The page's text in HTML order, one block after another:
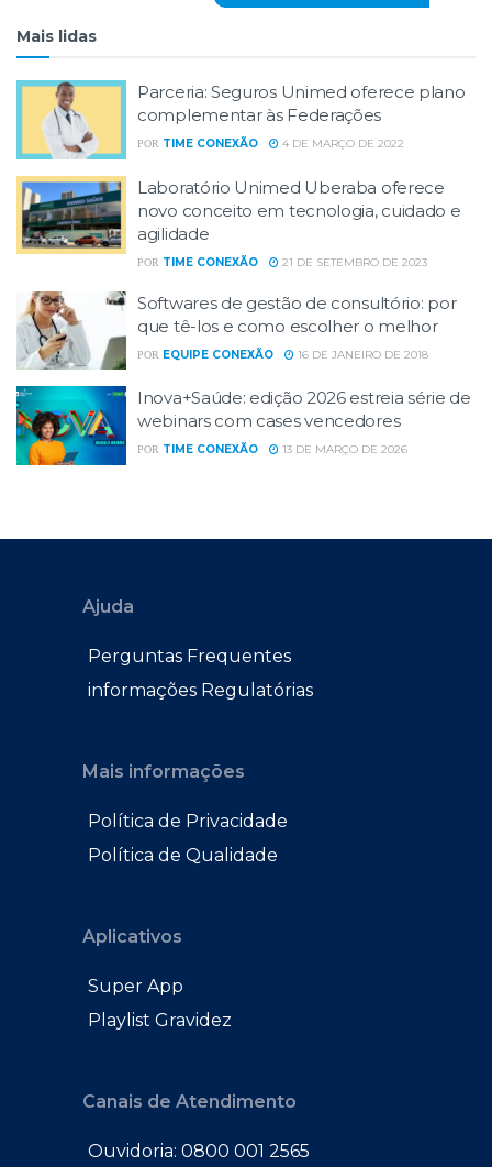
Mais lidas
Parceria: Seguros Unimed oferece plano
complementar às Federações
POR TIME CONEXÃO 4 DE MARÇO DE 2022
Laboratório Unimed Uberaba oferece
novo conceito em tecnologia, cuidado e
agilidade
POR TIME CONEXÃO 21 DE SETEMBRO DE 2023
Softwares de gestão de consultório: por
que tê-los e como escolher o melhor
POR EQUIPE CONEXÃO 16 DE JANEIRO DE 2018
Inova+Saúde: edição 2026 estreia série de
webinars com cases vencedores
POR TIME CONEXÃO 13 DE MARÇO DE 2026
Ajuda
Perguntas Frequentes
informações Regulatórias
Mais informações
Política de Privacidade
Política de Qualidade
Aplicativos
Super App
Playlist Gravidez
Canais de Atendimento
Ouvidoria: 0800 001 2565